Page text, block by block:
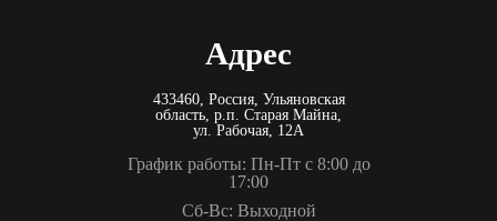
Адрес
433460, Россия, Ульяновская
область, р.п. Старая Майна,
ул. Рабочая, 12А
График работы: Пн-Пт с 8:00 до
17:00
Сб-Вс: Выходной